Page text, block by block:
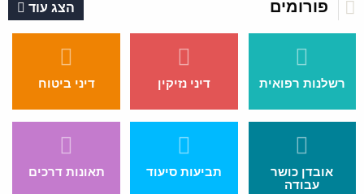
פורומים הצג עוד
רשלנות רפואית דיני נזיקין דיני ביטוח
אובדן כושר
עבודה
תביעות סיעוד תאונות דרכים